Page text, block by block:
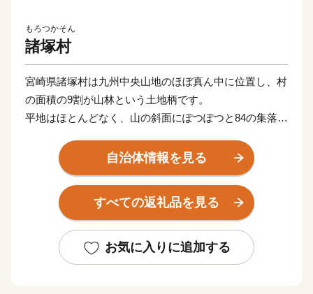
もろつかそん
諸塚村
宮崎県諸塚村は九州中央山地のほぼ真ん中に位置し、村
の面積の9割が山林という土地柄です。
平地はほとんどなく、山の斜面にぽつぽつと84の集落が
「林業立村」をスローガンに、山を守り、森林を創り、
自然と共生しつつ、森の恵みを受けながらむらづくりを
勧めており、平成27年12月世界農業遺産に認定いただ
きました。
【世界農業遺産】への取組と自然環境・森林の保全
自治体情報を見る
すべての返礼品を見る
お気に入りに追加する